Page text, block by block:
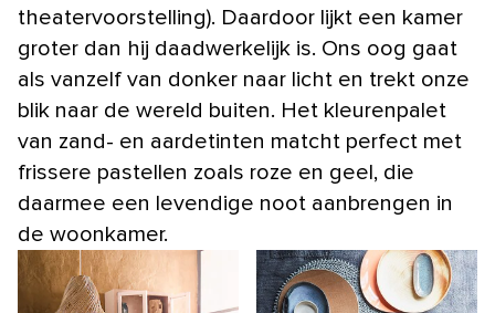
theatervoorstelling). Daardoor lijkt een kamer
groter dan hij daadwerkelijk is. Ons oog gaat
als vanzelf van donker naar licht en trekt onze
blik naar de wereld buiten. Het kleurenpalet
van zand- en aardetinten matcht perfect met
frissere pastellen zoals roze en geel, die
daarmee een levendige noot aanbrengen in
de woonkamer.